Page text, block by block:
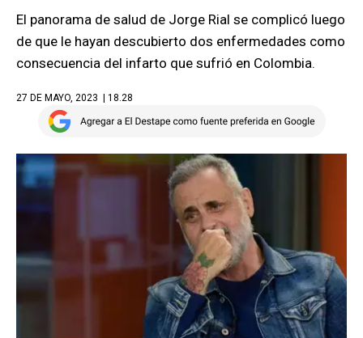
El panorama de salud de Jorge Rial se complicó luego
de que le hayan descubierto dos enfermedades como
consecuencia del infarto que sufrió en Colombia.
27 DE MAYO, 2023 | 18.28